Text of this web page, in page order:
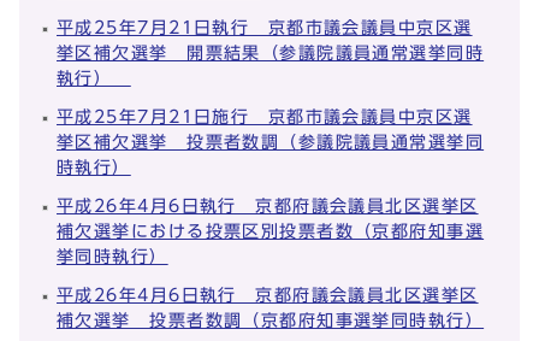
平成25年7月21日執行 京都市議会議員中京区選
挙区補欠選挙 開票結果（参議院議員通常選挙同時
執行）
平成25年7月21日施行 京都市議会議員中京区選
挙区補欠選挙 投票者数調（参議院議員通常選挙同
時執行）
平成26年4月6日執行 京都府議会議員北区選挙区
補欠選挙における投票区別投票者数（京都府知事選
挙同時執行）
平成26年4月6日執行 京都府議会議員北区選挙区
補欠選挙 投票者数調（京都府知事選挙同時執行）